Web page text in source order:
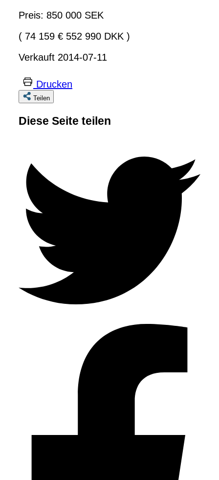
Preis: 850 000 SEK
( 74 159 € 552 990 DKK )
Verkauft 2014-07-11
Drucken
Teilen
Diese Seite teilen